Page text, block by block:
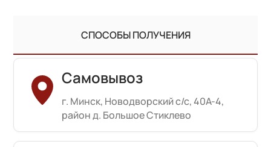
СПОСОБЫ ПОЛУЧЕНИЯ
Самовывоз
г. Минск, Новодворский с/с, 40А-4,
район д. Большое Стиклево